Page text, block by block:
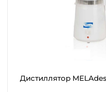
Дистиллятор